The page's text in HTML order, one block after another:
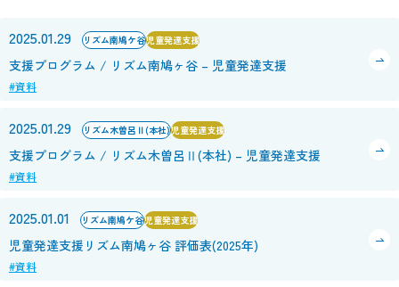
2025.01.29 リズム南鳩ケ谷児童発達支援
支援プログラム / リズム南鳩ヶ谷 – 児童発達支援
#資料
2025.01.29 リズム木曽呂Ⅱ(本社)児童発達支援
支援プログラム / リズム木曽呂Ⅱ(本社) – 児童発達支援
#資料
2025.01.01 リズム南鳩ケ谷児童発達支援
児童発達支援リズム南鳩ヶ谷 評価表(2025年)
#資料